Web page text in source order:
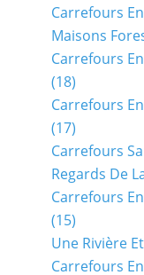
Carrefours
Maisons
Carrefours
(18)
Carrefours
(17)
Carrefours
Regards De
Carrefours
(15)
Une Rivière
Carrefours